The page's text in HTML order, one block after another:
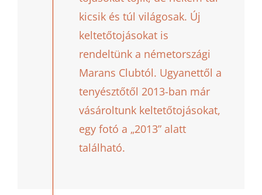
kicsik és túl világosak. Új
keltetőtojásokat is
rendeltünk a németországi
Marans Clubtól. Ugyanettől a
tenyésztőtől 2013-ban már
vásároltunk keltetőtojásokat,
egy fotó a „2013” alatt
található.